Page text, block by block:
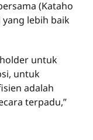
(Kataho
yang lebih baik
untuk
untuk
adalah
terpadu,”